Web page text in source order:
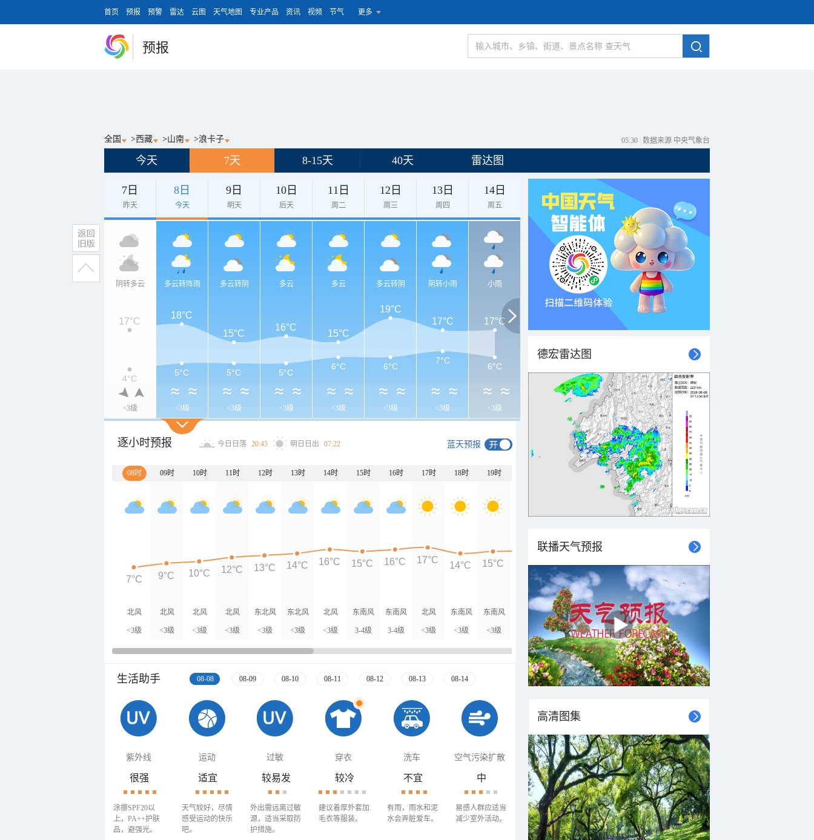
首页 预报 预警 雷达 云图 天气地图 专业产品 资讯 视频 节气 更多
预报
全国 >西藏 >山南 >浪卡子 05:30 数据来源 中央气象台
今天 7天 8-15天 40天 雷达图
7日
昨天
8日
今天
9日
明天
10日
后天
11日
周二
12日
周三
13日
周四
14日
周五
阴转多云
<3级
多云转阵雨
<3级
多云转阴
<3级
多云
<3级
多云
<3级
多云转阴
<3级
阴转小雨
<3级
小雨
<3级
17°C
18°C
15°C
16°C
15°C
19°C
17°C
17°C
4°C
5°C 5°C 5°C
6°C 6°C
7°C
6°C
逐小时预报 今日日落 20:45 明日日出 07:22 蓝天预报
08时 09时 10时 11时 12时 13时 14时 15时 16时 17时 18时 19时 23时 00时 01时
北风
<3级
北风
<3级
北风
<3级
北风
<3级
东北风
<3级
东北风
<3级
北风
<3级
东南风
3-4级
东南风
3-4级
北风
<3级
东南风
<3级
东南风
<3级
北风
<3级
北风
<3级
北风
<3级
北风
<3级
东北风
<3级
东风
7°C 9°C 10°C 12°C 13°C 14°C 16°C 15°C 16°C 17°C
14°C 15°C 15°C 13°C 11°C 9°C 9°C 9°C
生活助手 08-08 08-09 08-10 08-11 08-12 08-13 08-14
紫外线 运动 过敏 穿衣 洗车 空气污染扩散
很强
涂擦SPF20以
上，PA++护肤
品，避强光。
适宜
天气较好，尽情
感受运动的快乐
吧。
较易发
外出需远离过敏
源，适当采取防
护措施。
较冷
建议着厚外套加
毛衣等服装。
不宜
有雨，雨水和泥
水会弄脏爱车。
中
易感人群应适当
减少室外活动。
德宏雷达图
联播天气预报
高清图集